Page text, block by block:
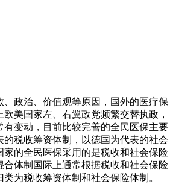
政治、价值观等原因，国外的医疗保
美国家左、右翼政党频繁交替执政，
有变动，目前比较完善的全民医保主要
税收筹资体制，以德国为代表的社会
家的全民医保采用的是税收和社会保险
合体制国际上通常根据税收和社会保险
为税收筹资体制和社会保险体制。